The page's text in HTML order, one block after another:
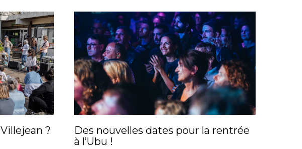
?
Des nouvelles dates pour la rentrée
à l’Ubu !